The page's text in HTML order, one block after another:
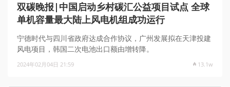
双碳晚报|中国启动乡村碳汇公益项目试点 全球
单机容量最大陆上风电机组成功运行
宁德时代与四川省政府达成合作协议，广州发展拟在天津投建
风电项目，韩国二次电池出口额由增转降。
2024年02月04日 21:59 13.1w